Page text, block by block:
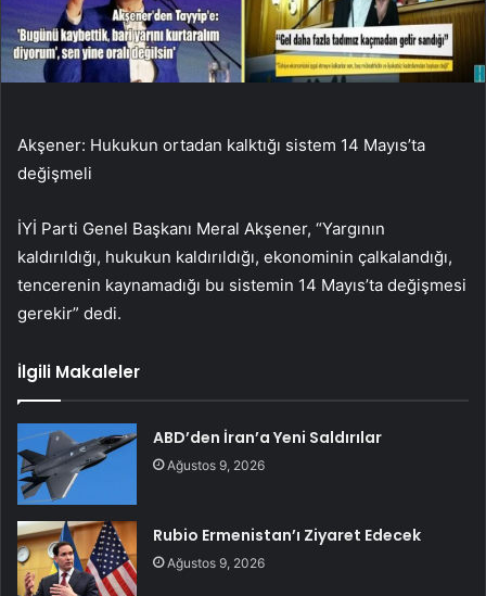
Akşener: Hukukun ortadan kalktığı sistem 14 Mayıs’ta
değişmeli
İYİ Parti Genel Başkanı Meral Akşener, “Yargının
kaldırıldığı, hukukun kaldırıldığı, ekonominin çalkalandığı,
tencerenin kaynamadığı bu sistemin 14 Mayıs’ta değişmesi
gerekir” dedi.
İlgili Makaleler
ABD’den İran’a Yeni Saldırılar
Ağustos 9, 2026
Rubio Ermenistan’ı Ziyaret Edecek
Ağustos 9, 2026